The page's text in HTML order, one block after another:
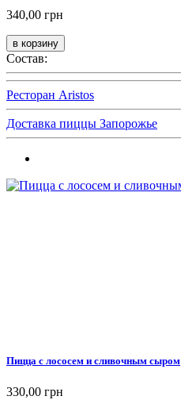
340,00 грн
Состав:
Ресторан Aristos
Доставка пиццы Запорожье
Пицца с лососем и сливочным сыром
330,00 грн